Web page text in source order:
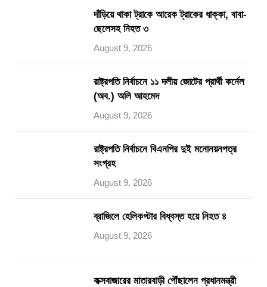
দাঁড়িয়ে থাকা ট্রাকে আরেক ট্রাকের ধাক্কা, বাবা-
ছেলেসহ নিহত ৩
August 9, 2026
রাষ্ট্রপতি নির্বাচনে ১১ দলীয় জোটের প্রার্থী কর্নেল
(অব.) অলি আহমেদ
August 9, 2026
রাষ্ট্রপতি নির্বাচনে বিএনপির দুই মনোনয়নপত্র
সংগ্রহ
August 9, 2026
ব্রাজিলে হেলিকপ্টার বিধ্বস্ত হয়ে নিহত ৪
August 9, 2026
কক্সবাজারের মাতারবাড়ী পৌঁছালেন প্রধানমন্ত্রী